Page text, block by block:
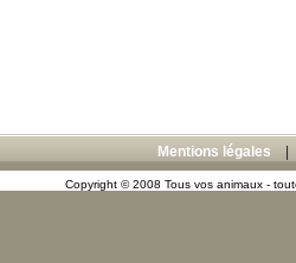
Mentions légales
Copyright © 2008 Tous vos animaux -